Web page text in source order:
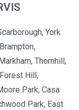
York
Thornhill,
Hill,
Park, Casa
Park, East